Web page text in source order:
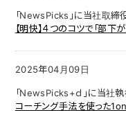
「NewsPicks」に当社取
【明快】４つのコツで「部下
2025年04月09日
「NewsPicks+ｄ」に当社
コーチング手法を使った